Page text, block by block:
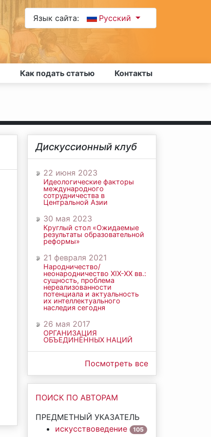
Язык сайта: Русский
Как подать статью Контакты
Дискуссионный клуб
22 июня 2023
Идеологические факторы
международного
сотрудничества в
Центральной Азии
30 мая 2023
Круглый стол «Ожидаемые
результаты образовательной
реформы»
21 февраля 2021
Народничество/
неонародничество ХIХ-ХХ вв.:
сущность, проблема
нереализованности
потенциала и актуальность
их интеллектуального
наследия сегодня
26 мая 2017
ОРГАНИЗАЦИЯ
ОБЪЕДИНЁННЫХ НАЦИЙ
Посмотреть все
ПОИСК ПО АВТОРАМ
ПРЕДМЕТНЫЙ УКАЗАТЕЛЬ
искусствоведение
105